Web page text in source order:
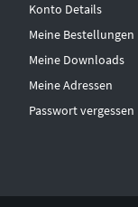
Konto Details
Meine Bestellungen
Meine Downloads
Meine Adressen
Passwort vergessen